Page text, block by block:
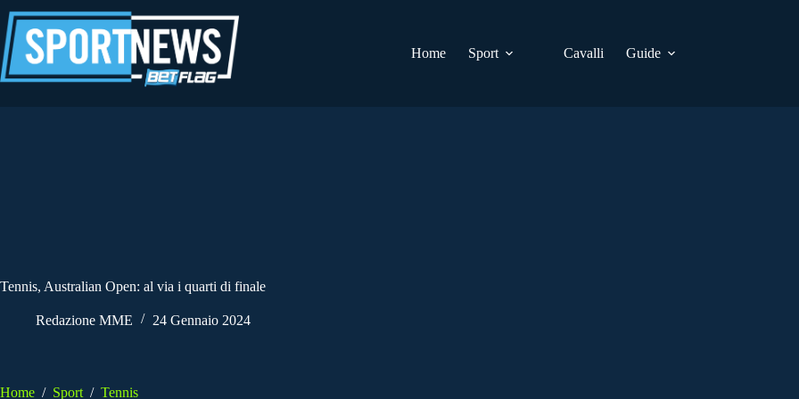
al
contenuto
Home
Sport Cavalli Guide
Tennis, Australian Open: al via i quarti di finale
Redazione MME 24 Gennaio 2024
Home / Sport / Tennis